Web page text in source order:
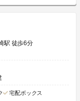
駅 徒歩6分
宅配ボックス